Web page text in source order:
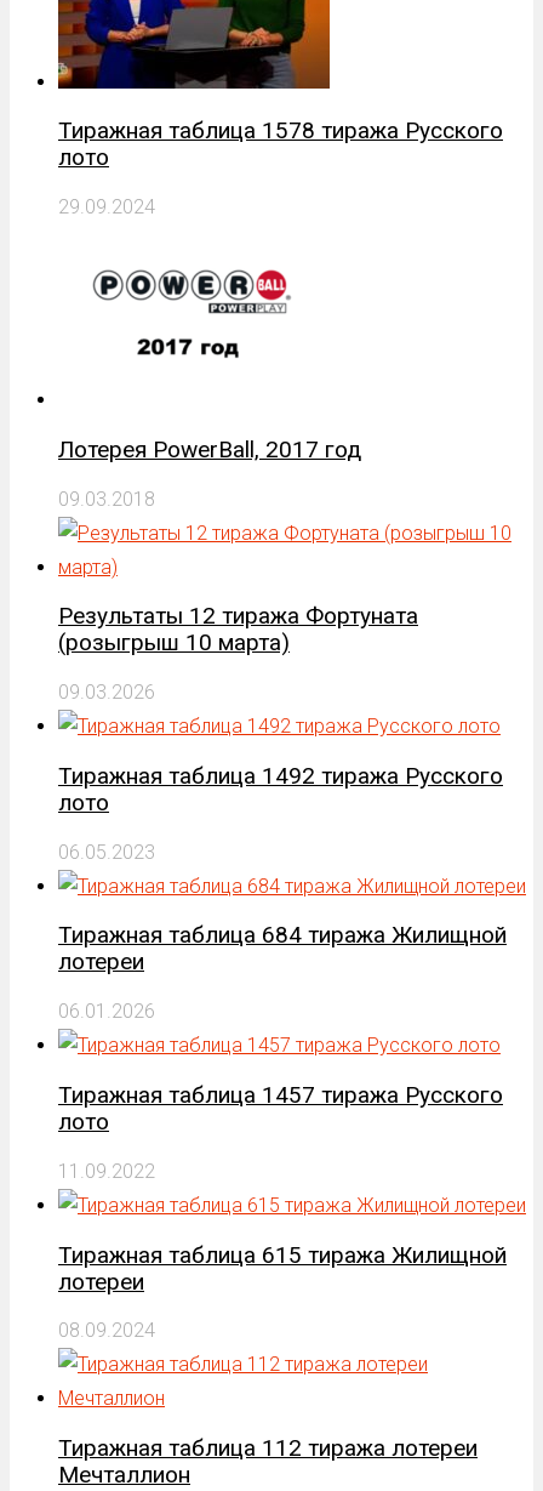
Тиражная таблица 1578 тиража Русского
лото
29.09.2024
Лотерея PowerBall, 2017 год
09.03.2018
Результаты 12 тиража Фортуната
(розыгрыш 10 марта)
09.03.2026
Тиражная таблица 1492 тиража Русского
лото
06.05.2023
Тиражная таблица 684 тиража Жилищной
лотереи
06.01.2026
Тиражная таблица 1457 тиража Русского
лото
11.09.2022
Тиражная таблица 615 тиража Жилищной
лотереи
08.09.2024
Тиражная таблица 112 тиража лотереи
Мечталлион